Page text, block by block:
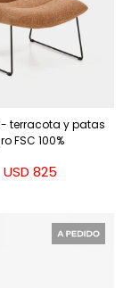
terracota y patas
FSC 100%
USD 825